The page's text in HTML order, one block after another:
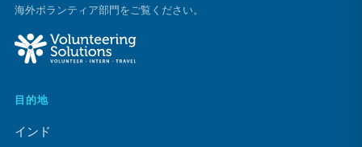
海外ボランティア部門をご覧ください。
目的地
インド